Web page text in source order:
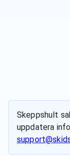
Skeppshult
uppdatera